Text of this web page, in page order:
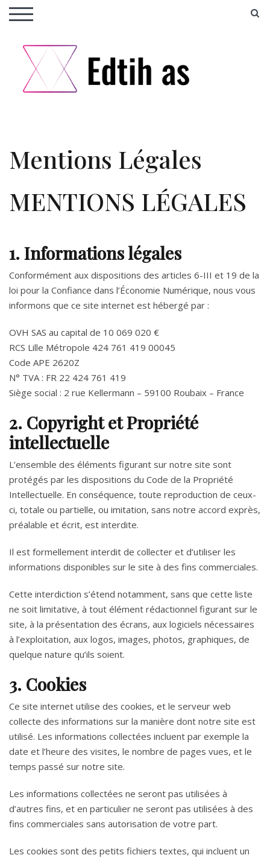
Skip
TOGGLE MOBILE MENU
Mentions Légales
MENTIONS LÉGALES
1. Informations légales
Conformément aux dispositions des articles 6-III et 19 de la
loi pour la Confiance dans l’Économie Numérique, nous vous
informons que ce site internet est hébergé par :
OVH SAS au capital de 10 069 020 €
RCS Lille Métropole 424 761 419 00045
Code APE 2620Z
N° TVA : FR 22 424 761 419
Siège social : 2 rue Kellermann – 59100 Roubaix – France
2. Copyright et Propriété
intellectuelle
L’ensemble des éléments figurant sur notre site sont
protégés par les dispositions du Code de la Propriété
Intellectuelle. En conséquence, toute reproduction de ceux-
ci, totale ou partielle, ou imitation, sans notre accord exprès,
préalable et écrit, est interdite.
Il est formellement interdit de collecter et d’utiliser les
informations disponibles sur le site à des fins commerciales.
Cette interdiction s’étend notamment, sans que cette liste
ne soit limitative, à tout élément rédactionnel figurant sur le
site, à la présentation des écrans, aux logiciels nécessaires
à l’exploitation, aux logos, images, photos, graphiques, de
quelque nature qu’ils soient.
3. Cookies
Ce site internet utilise des cookies, et le serveur web
collecte des informations sur la manière dont notre site est
utilisé. Les informations collectées incluent par exemple la
date et l’heure des visites, le nombre de pages vues, et le
temps passé sur notre site.
Les informations collectées ne seront pas utilisées à
d’autres fins, et en particulier ne seront pas utilisées à des
fins commerciales sans autorisation de votre part.
Les cookies sont des petits fichiers textes, qui incluent un